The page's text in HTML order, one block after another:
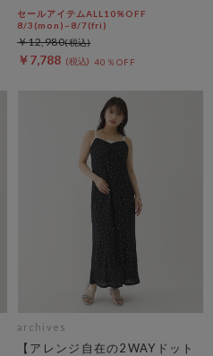
ス
セールアイテムALL10%OFF
8/3(mon)~8/7(fri)
￥7,788 40％OFF
￥12,980
archives
【アレンジ自在の2WAYドット